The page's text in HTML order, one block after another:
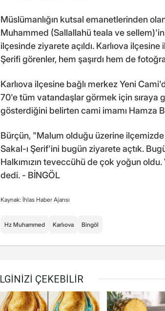
Müslümanlığın kutsal emanetlerinden
Muhammed (Sallallahü teala ve
ilçesinde ziyarete açıldı. Karlıova
Şerifi görenler, hem şaşırdı hem de
Karlıova ilçesine bağlı merkez Yeni
70'e tüm vatandaşlar görmek için sıraya
gösterdiğini belirten cami imamı Hamza
Bürçün, "Malum olduğu üzerine
Sakal-ı Şerif'ini bugün ziyarete açtık.
Halkımızın teveccühü de çok yoğun
dedi. - BİNGÖL
Kaynak: İhlas Haber Ajansı
Hz Muhammed Karlıova Bingöl